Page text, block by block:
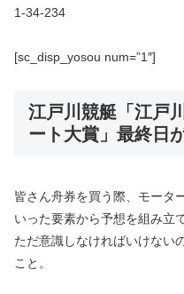
1-34-234
[sc_disp_yosou num=”1″]
江戸川競艇「江戸
ート大賞」最終日
皆さん舟券を買う際、モータ
いった要素から予想を組み立
ただ意識しなければいけない
こと。